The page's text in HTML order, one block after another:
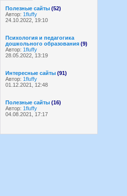
Полезные сайты (52)
Автор: 1fluffy
24.10.2022, 19:10
Психология и педагогика
дошкольного образования (9)
Автор: 1fluffy
28.05.2022, 13:19
Интересные сайты (91)
Автор: 1fluffy
01.12.2021, 12:48
Полезные сайты (16)
Автор: 1fluffy
04.08.2021, 17:17